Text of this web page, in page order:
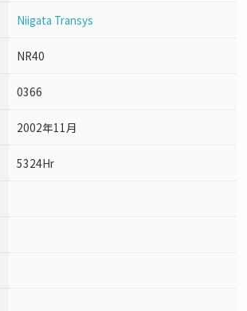
Niigata Transys
NR40
0366
2002年11月
5324Hr